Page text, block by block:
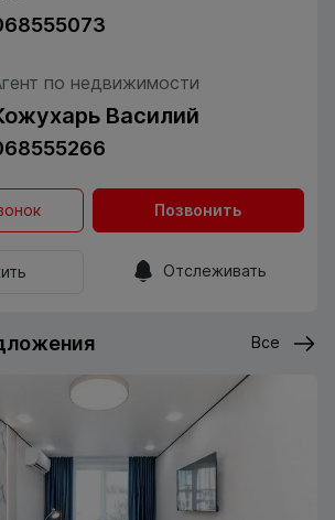
по недвижимости
Василий
Позвонить
Отслеживать
Все